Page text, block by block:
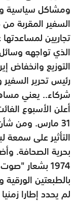
ومشاكل سياسية
السفير المقربة
تجاريين
الذي تواجهه
التوزيع وانخفاض
رئيس تحرير
شركاء.. يعني
أعلن الأسبوع
31 مارس. ومن
التأثير على سمعة
بحرية الصحافة.
1974 بشعار
بالطبعتين
لم يحدد إطارا